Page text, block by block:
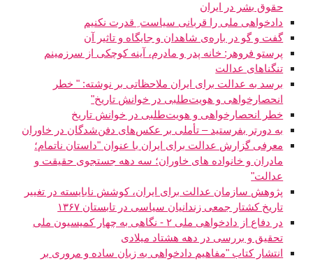
حقوق بشر در ایران
دادخواهی ملی را قربانی سیاست ِ قدرت نکنیم
گفت و گو در باره‌ی شاهدان و جايگاه و تاثير آن
پرستو فروهر: خانه پدر و مادرم، آینه کوچکی از سرزمینم
تنگناهای عدالت
برسد به عدالت برای ایران ملاحظاتی بر نوشته: " خطر
انحصارخواهی و هویت‌طلبی در خوانش تاریخ"
خطر انحصارخواهی و هویت‌طلبی در خوانش تاریخ
به دورتر بفرستید – تأملی بر عکس‌های دفن‌شدگان در خاوران
معرفی گزارش عدالت برای ایران با عنوان "داستان ناتمام؛
مادران و خانواده های خاوران؛ سه دهه جستجوی حقیقت و
عدالت"
پژوهش سازمان عدالت برای ایران، کوشش نابایسته در تغییر
تاریخ کشتار جمعی زندانیان سیاسی در تابستان ۱۳۶۷
در دفاع از دادخواهی ملی ٢ - نگاهی به چهار کمیسیون‌ ملی
تحقیق و بررسی در دهه هشتاد میلادی
انتشار کتاب "مفاهیم دادخواهی به زبان ساده و مروری بر